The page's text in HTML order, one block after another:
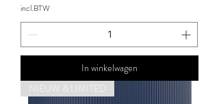
incl.BTW
In winkelwagen
NIEUW & LIMITED